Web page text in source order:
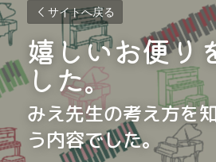
サイトへ戻る
嬉しいお便り
した。
みえ先生の考え方を
う内容でした。